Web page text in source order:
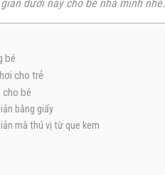
dưới này cho bé nhà mình nhé.
bé
cho trẻ
cho bé
bằng giấy
mà thú vị từ que kem